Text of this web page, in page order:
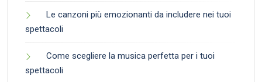
Le canzoni più emozionanti da includere nei tuoi
spettacoli
Come scegliere la musica perfetta per i tuoi
spettacoli